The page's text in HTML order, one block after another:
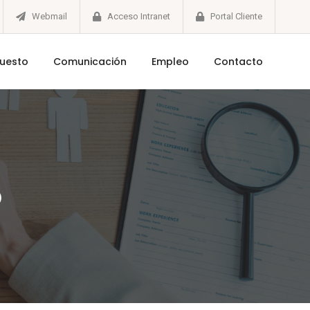
Webmail Acceso Intranet Portal Cliente
Comunicación Empleo Contacto